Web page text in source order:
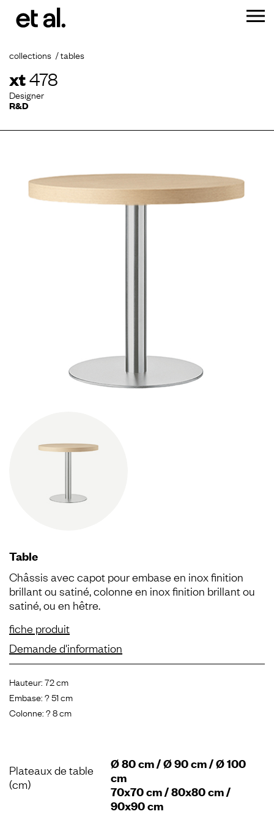
collections tables
xt478
Designer
R&D
Table
Châssis avec capot pour embase en inox finition
brillant ou satiné, colonne en inox finition brillant ou
satiné, ou en hêtre.
fiche produit
Demande d'information
Hauteur: 72 cm
Embase: ? 51 cm
Colonne: ? 8 cm
Plateaux de table
(cm)
Ø 80 cm / Ø 90 cm / Ø 100
cm
70x70 cm / 80x80 cm /
90x90 cm